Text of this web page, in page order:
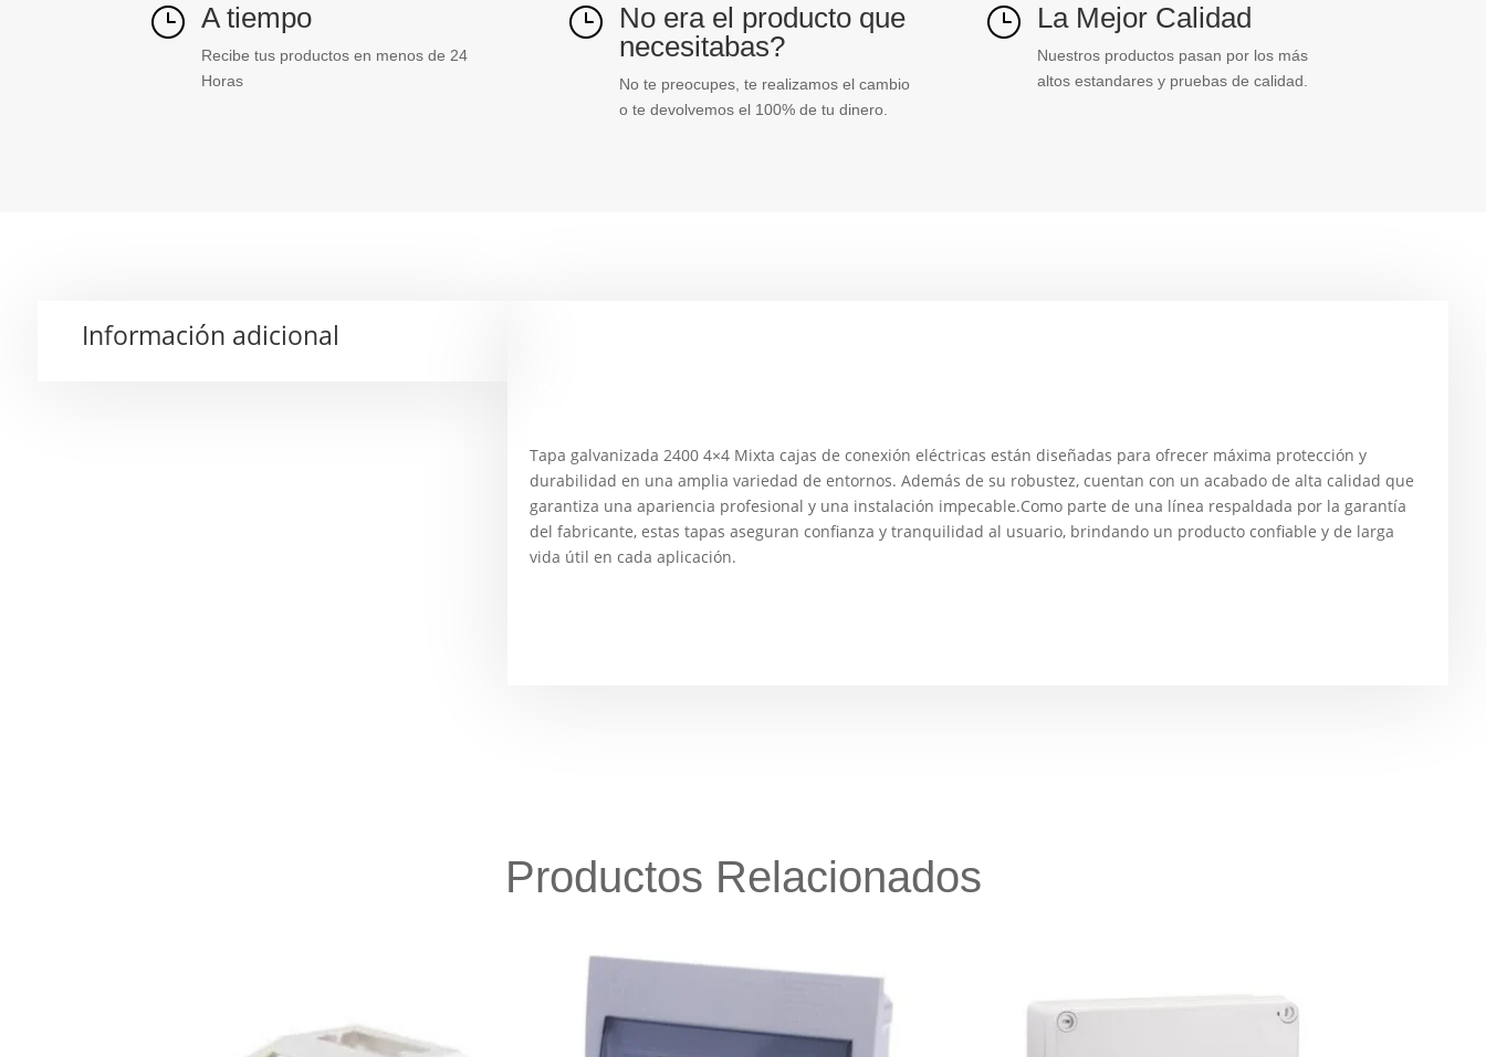
} A tiempo
Recibe tus productos en menos de 24
Horas
} No era el producto que
necesitabas?
No te preocupes, te realizamos el cambio
o te devolvemos el 100% de tu dinero.
} La Mejor Calidad
Nuestros productos pasan por los más
altos estandares y pruebas de calidad.
Información adicional
Tapa galvanizada 2400 4×4 Mixta cajas de conexión eléctricas están diseñadas para ofrecer máxima protección y
durabilidad en una amplia variedad de entornos. Además de su robustez, cuentan con un acabado de alta calidad que
garantiza una apariencia profesional y una instalación impecable.Como parte de una línea respaldada por la garantía
del fabricante, estas tapas aseguran confianza y tranquilidad al usuario, brindando un producto confiable y de larga
vida útil en cada aplicación.
Productos Relacionados